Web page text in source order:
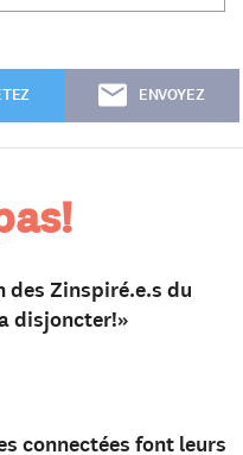
ENVOYEZ
des Zinspiré.e.s du
disjoncter!»
connectées font leurs